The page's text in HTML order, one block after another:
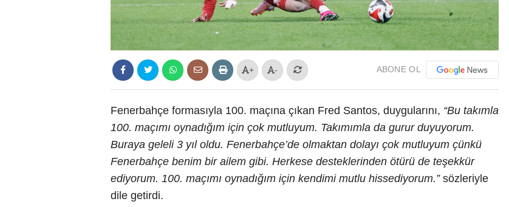
+ - ABONE OL
Fenerbahçe formasıyla 100. maçına çıkan Fred Santos, duygularını, “Bu takımla
100. maçımı oynadığım için çok mutluyum. Takımımla da gurur duyuyorum.
Buraya geleli 3 yıl oldu. Fenerbahçe’de olmaktan dolayı çok mutluyum çünkü
Fenerbahçe benim bir ailem gibi. Herkese desteklerinden ötürü de teşekkür
ediyorum. 100. maçımı oynadığım için kendimi mutlu hissediyorum.”sözleriyle
dile getirdi.